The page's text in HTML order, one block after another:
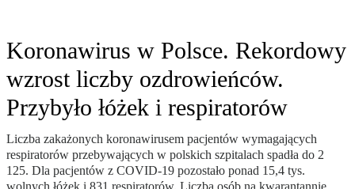
Koronawirus w Polsce. Rekordowy
wzrost liczby ozdrowieńców.
Przybyło łóżek i respiratorów
Liczba zakażonych koronawirusem pacjentów wymagających
respiratorów przebywających w polskich szpitalach spadła do 2
125. Dla pacjentów z COVID-19 pozostało ponad 15,4 tys.
wolnych łóżek i 831 respiratorów. Liczba osób na kwarantannie